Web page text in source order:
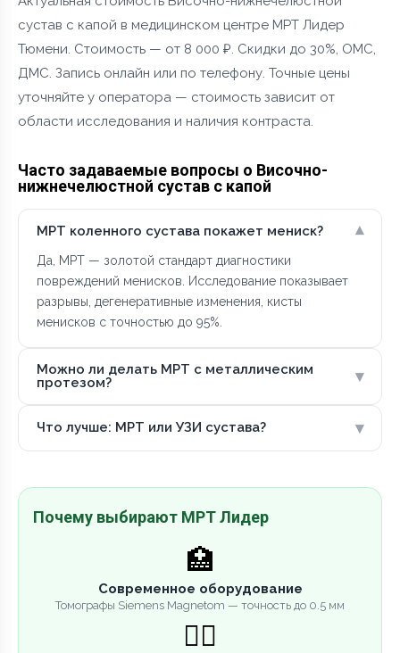
сустав с капой в медицинском центре МРТ Лидер
Тюмени. Стоимость — от 8 000 ₽. Скидки до 30%, ОМС,
ДМС. Запись онлайн или по телефону. Точные цены
уточняйте у оператора — стоимость зависит от
области исследования и наличия контраста.
Часто задаваемые вопросы о Височно-
нижнечелюстной сустав с капой
МРТ коленного сустава покажет мениск? ▾
Да, МРТ — золотой стандарт диагностики
повреждений менисков. Исследование показывает
разрывы, дегенеративные изменения, кисты
менисков с точностью до 95%.
Можно ли делать МРТ с металлическим
протезом?
▾
Что лучше: МРТ или УЗИ сустава? ▾
Почему выбирают МРТ Лидер
🏥
Современное оборудование
Томографы Siemens Magnetom — точность до 0.5 мм
👨‍⚕️